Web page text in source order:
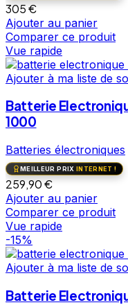
305€
Ajouter au panier
Comparer ce produit
Vue rapide
Ajouter à ma liste de
Batterie
1000
Batteries électroniques
MEILLEUR PRIX INTERNET !
259,90€
Ajouter au panier
Comparer ce produit
Vue rapide
-15%
Ajouter à ma liste de
Batterie